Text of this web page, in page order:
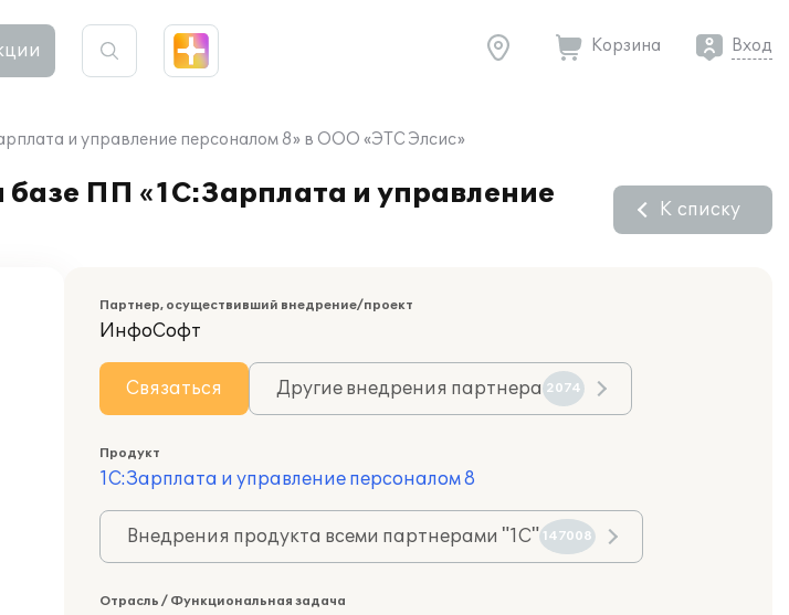
Корзина Вход
и управление персоналом 8» в ООО «ЭТС Элсис»
ПП «1С:Зарплата и управление
К списку
Партнер, осуществивший внедрение/проект
ИнфоСофт
Связаться Другие внедрения партнера 2074
Продукт
1С:Зарплата и управление персоналом 8
Внедрения продукта всеми партнерами "1С" 147008
Отрасль / Функциональная задача